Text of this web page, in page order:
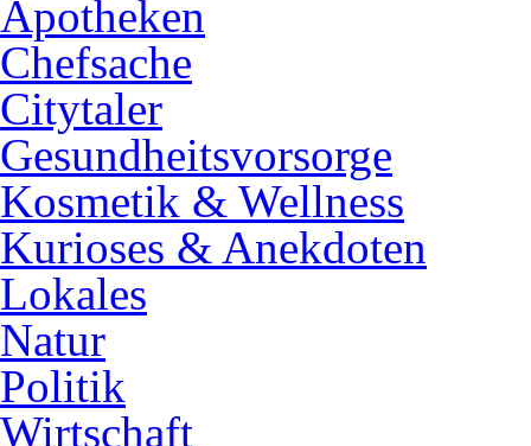
Apotheken
Chefsache
Citytaler
Gesundheitsvorsorge
Kosmetik & Wellness
Kurioses & Anekdoten
Lokales
Natur
Politik
Wirtschaft